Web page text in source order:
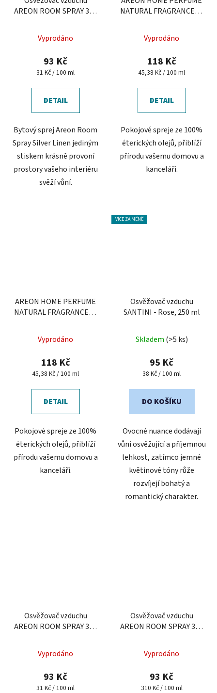
AREON ROOM SPRAY 300
Vyprodáno
93 Kč
Měrná
31 Kč / 100 ml
DETAIL
Bytový sprej Areon Room
Spray Silver Linen jediným
stiskem krásně provoní
prostory vašeho interiéru
svěží vůní.
NATURAL FRAGRANCES -
Vyprodáno
118 Kč
Měrná
45,38 Kč / 100 ml
DETAIL
Pokojové spreje ze 100%
éterických olejů, přiblíží
přírodu vašemu domovu a
kanceláři.
AREON HOME PERFUME
NATURAL FRAGRANCES -
Bergamot
Vyprodáno
118 Kč
Měrná
45,38 Kč / 100 ml
DETAIL
Pokojové spreje ze 100%
éterických olejů, přiblíží
přírodu vašemu domovu a
kanceláři.
VÍCE ZA MÉNĚ
Osvěžovač vzduchu
SANTINI - Rose, 250 ml
Skladem (>5 ks)
95 Kč
Měrná
38 Kč / 100 ml
DO KOŠÍKU
Ovocné nuance dodávají
vůni osvěžující a příjemnou
lehkost, zatímco jemné
květinové tóny růže
rozvíjejí bohatý a
romantický charakter.
Osvěžovač vzduchu
AREON ROOM SPRAY 300
Vyprodáno
93 Kč
Měrná
31 Kč / 100 ml
Osvěžovač vzduchu
AREON ROOM SPRAY 300
hodnocení
produktu
je
Vyprodáno
93 Kč
Měrná
310 Kč / 100 ml